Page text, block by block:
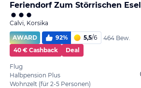
Feriendorf Zum Störrischen Esel
Calvi, Korsika
AWARD
92% 5,5/6
464 Bew.
40 € Cashback
Deal
Flug
Halbpension Plus
Wohnzelt (für 2-5 Personen)